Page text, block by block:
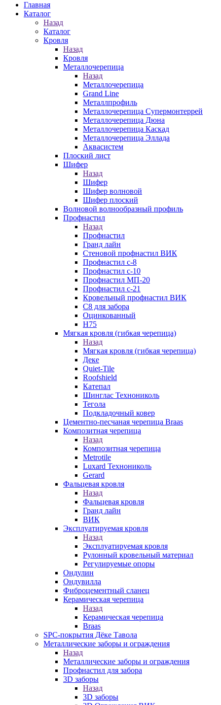
Главная
Каталог
Назад
Каталог
Кровля
Назад
Кровля
Металлочерепица
Назад
Металлочерепица
Grand Line
Металлпрофиль
Металлочерепица Супермонтеррей
Металлочерепица Дюна
Металлочерепица Каскад
Металлочерепица Эллада
Аквасистем
Плоский лист
Шифер
Назад
Шифер
Шифер волновой
Шифер плоский
Волновой волнообразный профиль
Профнастил
Назад
Профнастил
Гранд лайн
Стеновой профнастил ВИК
Профнастил с-8
Профнастил с-10
Профнастил МП-20
Профнастил с-21
Кровельный профнастил ВИК
С8 для забора
Оцинкованный
Н75
Мягкая кровля (гибкая черепица)
Назад
Мягкая кровля (гибкая черепица)
Деке
Quiet-Tile
Roofshield
Катепал
Шинглас Технониколь
Тегола
Подкладочный ковер
Цементно-песчаная черепица Braas
Композитная черепица
Назад
Композитная черепица
Metrotile
Luxard Технониколь
Gerard
Фальцевая кровля
Назад
Фальцевая кровля
Гранд лайн
ВИК
Эксплуатируемая кровля
Назад
Эксплуатируемая кровля
Рулонный кровельный материал
Регулируемые опоры
Ондулин
Ондувилла
Фиброцементный сланец
Керамическая черепица
Назад
Керамическая черепица
Braas
SPC-покрытия Дёке Тавола
Металлические заборы и ограждения
Назад
Металлические заборы и ограждения
Профнастил для забора
3D заборы
Назад
3D заборы